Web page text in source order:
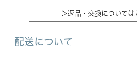
＞返品・交換については
配送について